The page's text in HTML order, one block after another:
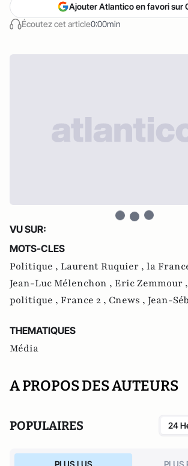
Écoutez cet article0:00min
Ajouter Atlantico en favori sur
VU SUR:
MOTS-CLES
Politique , Laurent Ruquier , la
Jean-Luc Mélenchon , Eric Zemmour ,
politique , France 2 , Cnews , Jean-
THEMATIQUES
Média
A PROPOS DES AUTEURS
POPULAIRES 24
PLUS LUS PLUS